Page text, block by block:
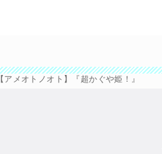
【アメオトノオト】『超かぐや姫！』